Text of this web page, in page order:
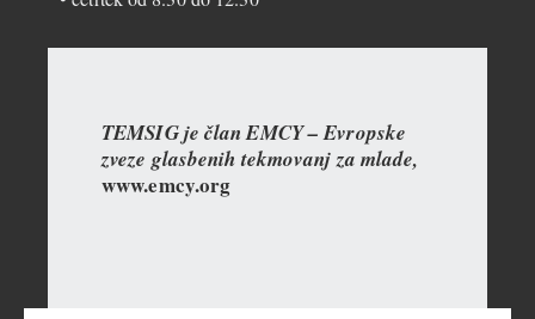
TEMSIG je član EMCY – Evropske
zveze glasbenih tekmovanj za mlade,
www.emcy.org